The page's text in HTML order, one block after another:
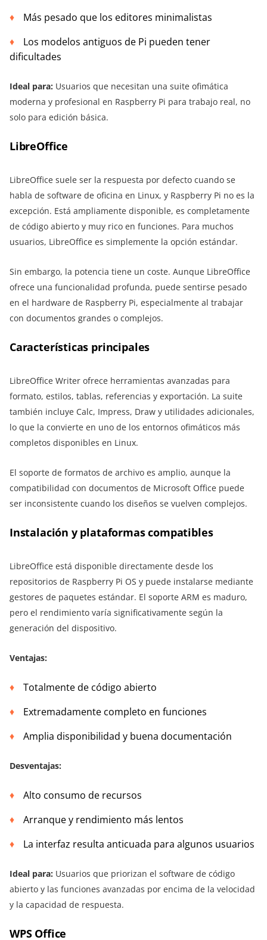
Más pesado que los editores minimalistas
Los modelos antiguos de Pi pueden tener
dificultades
Ideal para: Usuarios que necesitan una suite ofimática
moderna y profesional en Raspberry Pi para trabajo real, no
solo para edición básica.
LibreOffice
LibreOffice suele ser la respuesta por defecto cuando se
habla de software de oficina en Linux, y Raspberry Pi no es la
excepción. Está ampliamente disponible, es completamente
de código abierto y muy rico en funciones. Para muchos
usuarios, LibreOffice es simplemente la opción estándar.
Sin embargo, la potencia tiene un coste. Aunque LibreOffice
ofrece una funcionalidad profunda, puede sentirse pesado
en el hardware de Raspberry Pi, especialmente al trabajar
con documentos grandes o complejos.
Características principales
LibreOffice Writer ofrece herramientas avanzadas para
formato, estilos, tablas, referencias y exportación. La suite
también incluye Calc, Impress, Draw y utilidades adicionales,
lo que la convierte en uno de los entornos ofimáticos más
completos disponibles en Linux.
El soporte de formatos de archivo es amplio, aunque la
compatibilidad con documentos de Microsoft Office puede
ser inconsistente cuando los diseños se vuelven complejos.
Instalación y plataformas compatibles
LibreOffice está disponible directamente desde los
repositorios de Raspberry Pi OS y puede instalarse mediante
gestores de paquetes estándar. El soporte ARM es maduro,
pero el rendimiento varía significativamente según la
generación del dispositivo.
Ventajas:
Totalmente de código abierto
Extremadamente completo en funciones
Amplia disponibilidad y buena documentación
Desventajas:
Alto consumo de recursos
Arranque y rendimiento más lentos
La interfaz resulta anticuada para algunos usuarios
Ideal para: Usuarios que priorizan el software de código
abierto y las funciones avanzadas por encima de la velocidad
y la capacidad de respuesta.
WPS Office